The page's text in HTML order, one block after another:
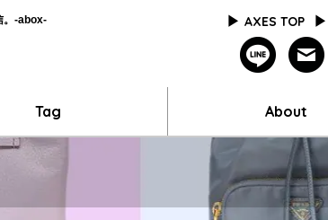
。-abox- AXES TOP
line
Tag About